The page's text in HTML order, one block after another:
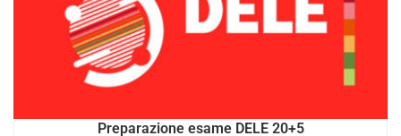
Preparazione esame DELE 20+5